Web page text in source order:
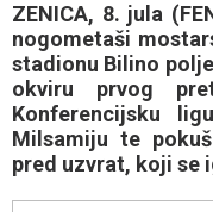
ZENICA, 8. jula
nogometaši
stadionu Bilino
okviru prvog
Konferencijsku
Milsamiju te
pred uzvrat, koji se